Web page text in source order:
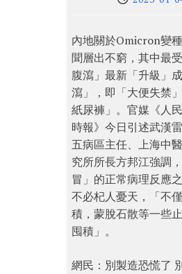
內地關於Omicron變
聞層出不窮，其中最
腹瀉」最新「升級」
瀉」，即「大便失禁
紙尿褲」。官媒《人
時報》今日引述武漢
五病區主任、上海中
究所所長方邦江強調
冒」的正常病理反應
不必杞人憂天，「不
積，蒙脫石散等一些
囤積」。
網民：別製造恐慌了